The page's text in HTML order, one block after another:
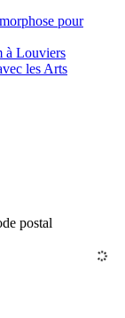
pour
à Louviers
les Arts
postal